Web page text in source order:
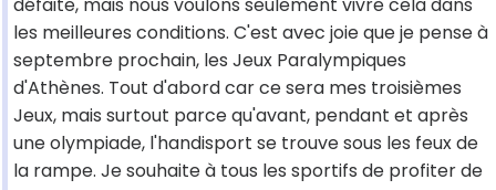
les meilleures conditions. C'est avec joie que je pense à
septembre prochain, les Jeux Paralympiques
d'Athènes. Tout d'abord car ce sera mes troisièmes
Jeux, mais surtout parce qu'avant, pendant et après
une olympiade, l'handisport se trouve sous les feux de
la rampe. Je souhaite à tous les sportifs de profiter de